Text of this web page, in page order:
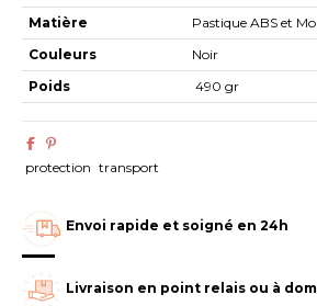
Matière
Pastique ABS et
Couleurs
Noir
Poids
490 gr
protection transport
Envoi rapide et soigné en 24h
Livraison en point relais ou à